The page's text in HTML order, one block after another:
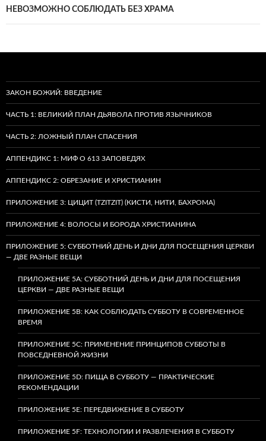
НЕВОЗМОЖНО СОБЛЮДАТЬ БЕЗ ХРАМА
ЗАКОН БОЖИЙ: ВВЕДЕНИЕ
ЧАСТЬ 1: ВЕЛИКИЙ ПЛАН ДЬЯВОЛА ПРОТИВ ЯЗЫЧНИКОВ
ЧАСТЬ 2: ЛОЖНЫЙ ПЛАН СПАСЕНИЯ
АППЕНДИКС 1: МИФ О 613 ЗАПОВЕДЯХ
АППЕНДИКС 2: ОБРЕЗАНИЕ И ХРИСТИАНИН
ПРИЛОЖЕНИЕ 3: ЦИЦИТ (TZITZIT) (КИСТИ, НИТИ, БАХРОМА)
ПРИЛОЖЕНИЕ 4: ВОЛОСЫ И БОРОДА ХРИСТИАНИНА
ПРИЛОЖЕНИЕ 5: СУББОТНИЙ ДЕНЬ И ДНИ ДЛЯ ПОСЕЩЕНИЯ ЦЕРКВИ
— ДВЕ РАЗНЫЕ ВЕЩИ
ПРИЛОЖЕНИЕ 5A: СУББОТНИЙ ДЕНЬ И ДНИ ДЛЯ ПОСЕЩЕНИЯ
ЦЕРКВИ — ДВЕ РАЗНЫЕ ВЕЩИ
ПРИЛОЖЕНИЕ 5B: КАК СОБЛЮДАТЬ СУББОТУ В СОВРЕМЕННОЕ
ВРЕМЯ
ПРИЛОЖЕНИЕ 5C: ПРИМЕНЕНИЕ ПРИНЦИПОВ СУББОТЫ В
ПОВСЕДНЕВНОЙ ЖИЗНИ
ПРИЛОЖЕНИЕ 5D: ПИЩА В СУББОТУ — ПРАКТИЧЕСКИЕ
РЕКОМЕНДАЦИИ
ПРИЛОЖЕНИЕ 5E: ПЕРЕДВИЖЕНИЕ В СУББОТУ
ПРИЛОЖЕНИЕ 5F: ТЕХНОЛОГИИ И РАЗВЛЕЧЕНИЯ В СУББОТУ